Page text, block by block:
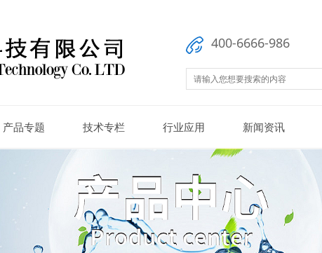
400-6666-986
产品专题 技术专栏 行业应用 新闻资讯